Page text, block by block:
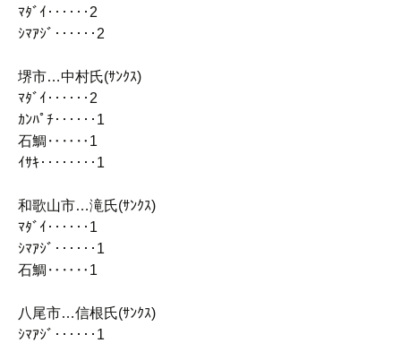
ﾏﾀﾞｲ‥‥‥2
ｼﾏｱｼﾞ‥‥‥2
堺市…中村氏(ｻﾝｸｽ)
ﾏﾀﾞｲ‥‥‥2
ｶﾝﾊﾟﾁ‥‥‥1
石鯛‥‥‥1
ｲｻｷ‥‥‥‥1
和歌山市…滝氏(ｻﾝｸｽ)
ﾏﾀﾞｲ‥‥‥1
ｼﾏｱｼﾞ‥‥‥1
石鯛‥‥‥1
八尾市…信根氏(ｻﾝｸｽ)
ｼﾏｱｼﾞ‥‥‥1